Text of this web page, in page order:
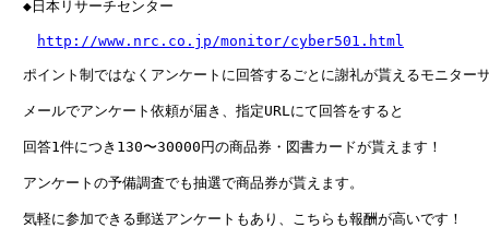
◆日本リサーチセンター
http://www.nrc.co.jp/monitor/cyber501.html
ポイント制ではなくアンケートに回答するごとに謝礼が貰えるモニター
メールでアンケート依頼が届き、指定URLにて回答をすると
回答1件につき130〜30000円の商品券・図書カードが貰えます！
アンケートの予備調査でも抽選で商品券が貰えます。
気軽に参加できる郵送アンケートもあり、こちらも報酬が高いです！